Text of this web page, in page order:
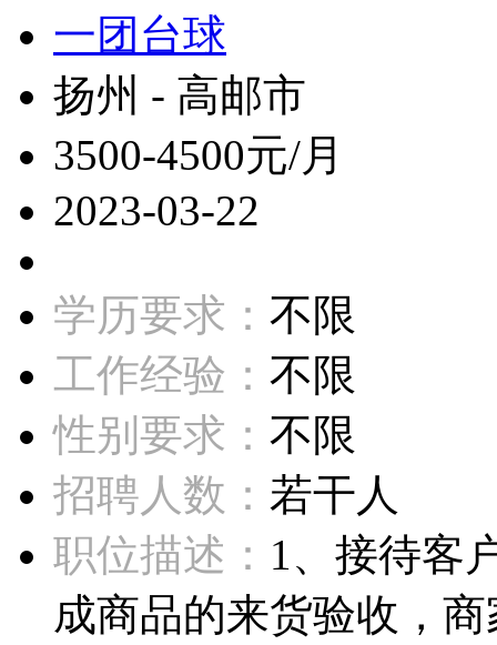
一团台球
扬州 - 高邮市
3500-4500元/月
2023-03-22
学历要求： 不限
工作经验： 不限
性别要求： 不限
招聘人数： 若干人
职位描述： 1、接待客
成商品的来货验收，